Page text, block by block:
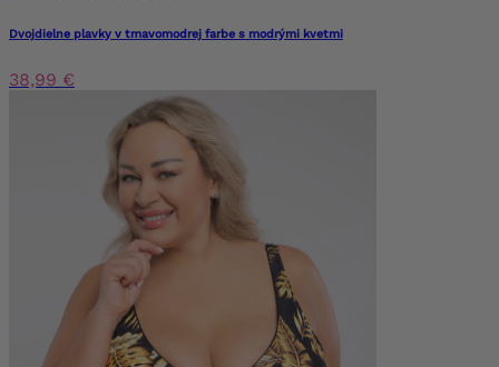
Dvojdielne plavky v tmavomodrej farbe s modrými kvetmi
38,99 €